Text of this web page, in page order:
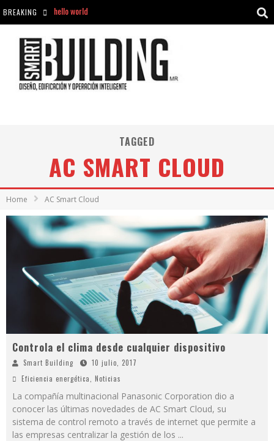
BREAKING
Aciclovir En Farmacia Violán: Cremas Y Comprimidos Disponibles
hello world
Cómo asegurarse de comprar medicamentos seguros en Farmacia Rincón de Seca
TAGGED
AC SMART CLOUD
Home AC Smart Cloud
Controla el clima desde cualquier dispositivo
Smart Building
10 julio, 2017
Eficiencia energética
Noticias
La compañía multinacional Panasonic Corporation dio a
conocer las últimas novedades de AC Smart Cloud, su
sistema de control remoto a través de internet que permite a
las empresas centralizar la gestión de los ...